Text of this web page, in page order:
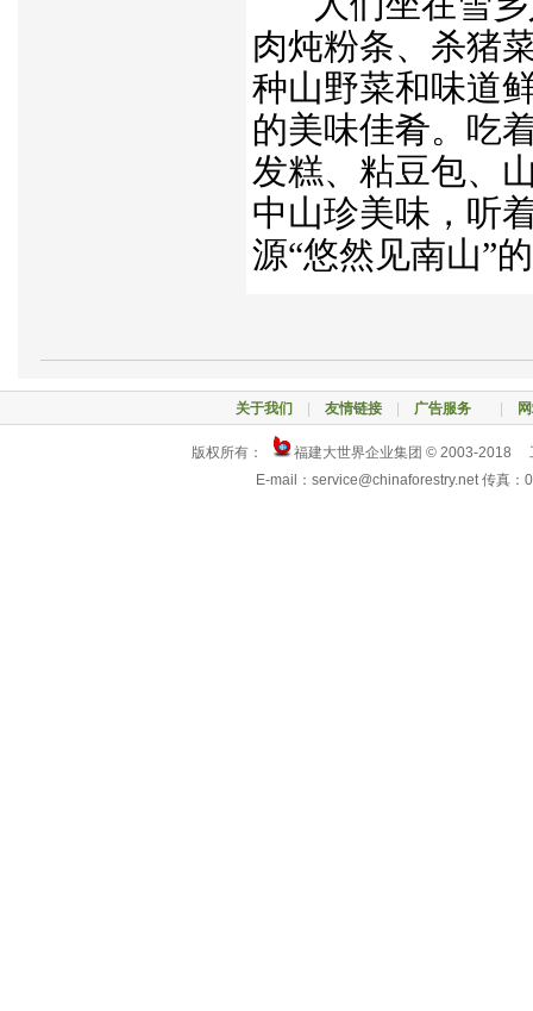
肉炖粉条、杀猪
种山野菜和味道
的美味佳肴。吃
发糕、粘豆包、
中山珍美味，听
源“悠然见南山”
关于我们 友情链接| 广告服务
版权所有：
福建大世界企业集团 © 2003-2018
E-mail：service@chinaforestry.net 传真